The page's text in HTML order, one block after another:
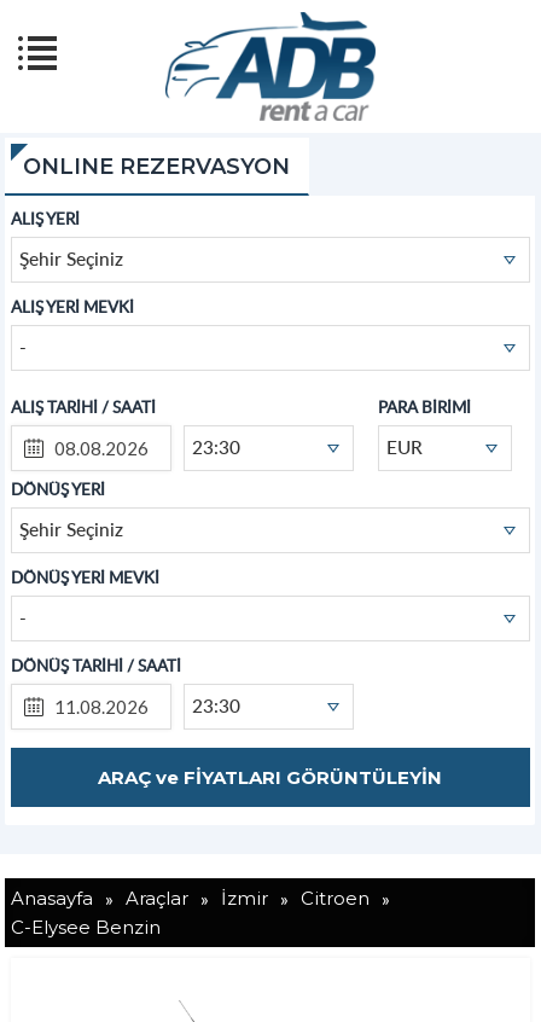
ONLINE REZERVASYON
ALIŞ YERİ
Şehir Seçiniz
ALIŞ YERİ MEVKİ
-
ALIŞ TARİHİ / SAATİ
23:30
PARA BİRİMİ
EUR
DÖNÜŞ YERİ
Şehir Seçiniz
DÖNÜŞ YERİ MEVKİ
-
DÖNÜŞ TARİHİ / SAATİ
23:30
Anasayfa » Araçlar » İzmir » Citroen »
C-Elysee Benzin